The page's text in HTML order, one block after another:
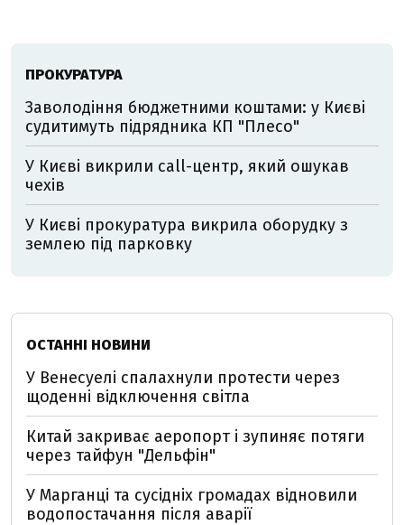
ПРОКУРАТУРА
Заволодіння бюджетними коштами: у Києві
судитимуть підрядника КП "Плесо"
У Києві викрили call-центр, який ошукав
чехів
У Києві прокуратура викрила оборудку з
землею під парковку
ОСТАННІ НОВИНИ
У Венесуелі спалахнули протести через
щоденні відключення світла
Китай закриває аеропорт і зупиняє потяги
через тайфун "Дельфін"
У Марганці та сусідніх громадах відновили
водопостачання після аварії